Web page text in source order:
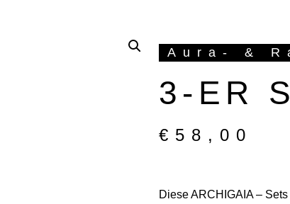
Aura- &
3-ER
€ 58,00
Diese ARCHIGAIA – Sets